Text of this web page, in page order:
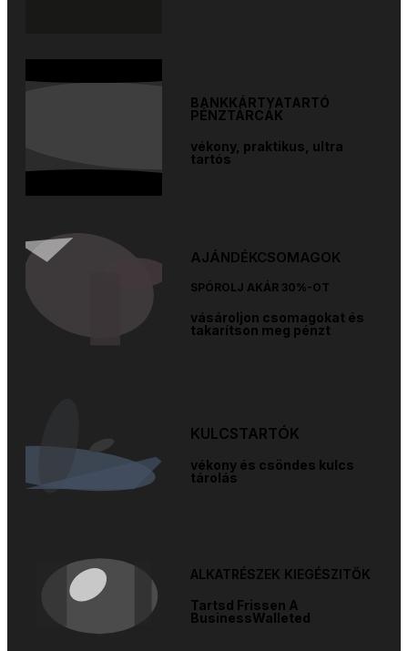
BANKKÁRTYATARTÓ
PÉNZTÁRCÁK
vékony, praktikus, ultra
tartós
AJÁNDÉKCSOMAGOK
SPÓROLJ AKÁR 30%-OT
vásároljon csomagokat és
takarítson meg pénzt
KULCSTARTÓK
vékony és csöndes kulcs
tárolás
ALKATRÉSZEK KIEGÉSZITŐK
Tartsd Frissen A
BusinessWalleted